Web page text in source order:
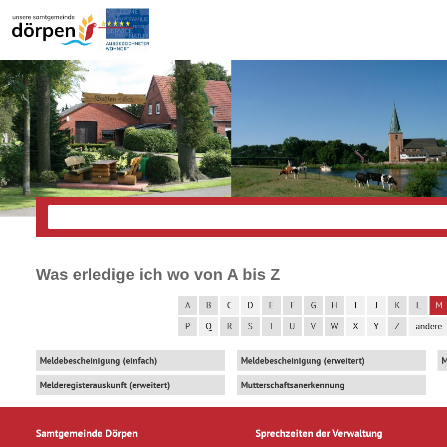
Was erledige ich wo von A bis Z
A B C D E F G H I J K L
M
P
Q R S T U V W X Y Z andere
Meldebescheinigung (einfach) Meldebescheinigung (erweitert)
Melderegisterauskunft (erweitert) Mutterschaftsanerkennung
Samtgemeinde Dörpen Sprechzeiten der Verwaltung